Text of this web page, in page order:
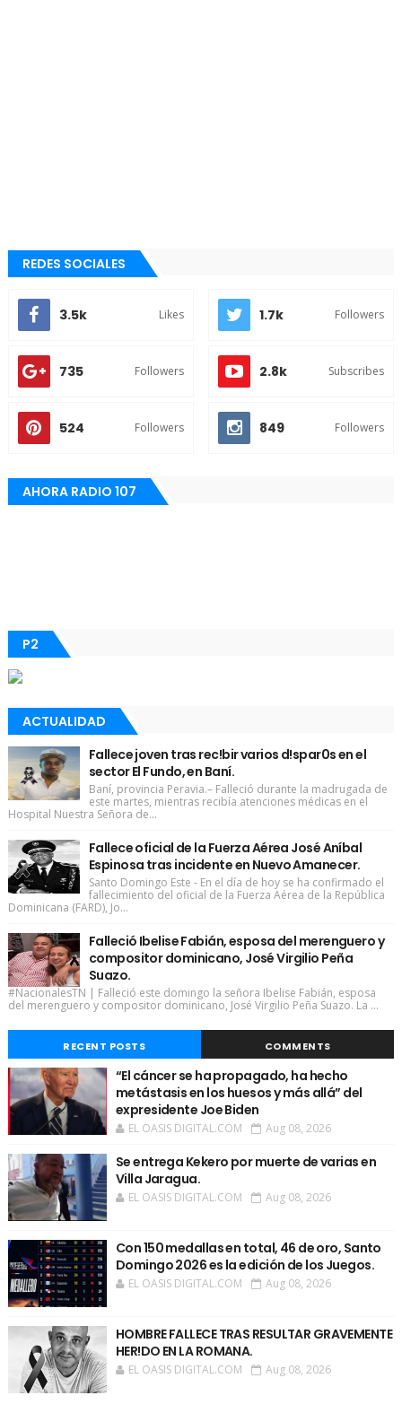
REDES SOCIALES
3.5k Likes 1.7k Followers
735 Followers 2.8k Subscribes
524 Followers 849 Followers
AHORA RADIO 107
P2
ACTUALIDAD
Fallece joven tras rec!bir varios d!spar0s en el
sector El Fundo, en Baní.
Baní, provincia Peravia.– Falleció durante la madrugada de
este martes, mientras recibía atenciones médicas en el
Hospital Nuestra Señora de...
Fallece oficial de la Fuerza Aérea José Aníbal
Espinosa tras incidente en Nuevo Amanecer.
Santo Domingo Este - En el día de hoy se ha confirmado el
fallecimiento del oficial de la Fuerza Aérea de la República
Dominicana (FARD), Jo...
Falleció Ibelise Fabián, esposa del merenguero y
compositor dominicano, José Virgilio Peña
Suazo.
#NacionalesTN | Falleció este domingo la señora Ibelise Fabián, esposa
del merenguero y compositor dominicano, José Virgilio Peña Suazo. La ...
RECENT POSTS COMMENTS
“El cáncer se ha propagado, ha hecho
metástasis en los huesos y más allá” del
expresidente Joe Biden
EL OASIS DIGITAL.COM Aug 08, 2026
Se entrega Kekero por muerte de varias en
Villa Jaragua.
EL OASIS DIGITAL.COM Aug 08, 2026
Con 150 medallas en total, 46 de oro, Santo
Domingo 2026 es la edición de los Juegos.
EL OASIS DIGITAL.COM Aug 08, 2026
HOMBRE FALLECE TRAS RESULTAR GRAVEMENTE
HER!DO EN LA ROMANA.
EL OASIS DIGITAL.COM Aug 08, 2026